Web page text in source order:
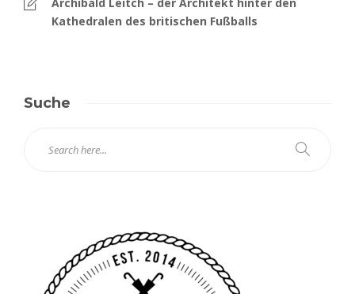
Kathedralen des britischen Fußballs
Suche